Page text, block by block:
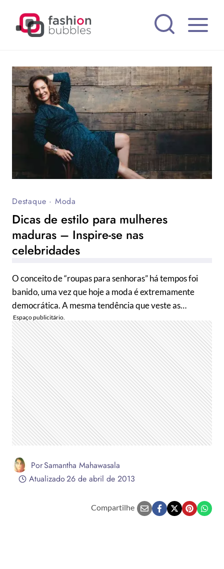
Destaque · Moda
Dicas de estilo para mulheres
maduras – Inspire-se nas
celebridades
O conceito de “roupas para senhoras” há tempos foi
banido, uma vez que hoje a moda é extremamente
democrática. A mesma tendência que veste as…
PorSamantha Mahawasala
Atualizado26 de abril de 2013
Compartilhe